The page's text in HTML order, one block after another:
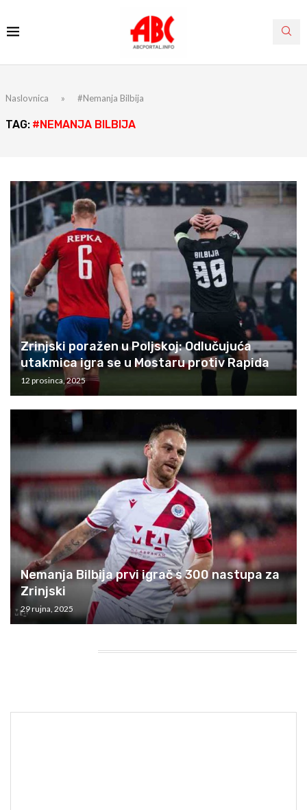
Naslovnica » #Nemanja Bilbija
TAG: #NEMANJA BILBIJA
Zrinjski poražen u Poljskoj: Odlučujuća
utakmica igra se u Mostaru protiv Rapida
12 prosinca, 2025
Nemanja Bilbija prvi igrač s 300 nastupa za
Zrinjski
29 rujna, 2025